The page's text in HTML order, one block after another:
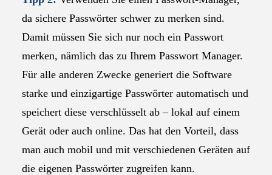
da sichere Passwörter schwer zu merken sind.
Damit müssen Sie sich nur noch ein Passwort
merken, nämlich das zu Ihrem Passwort Manager.
Für alle anderen Zwecke generiert die Software
starke und einzigartige Passwörter automatisch und
speichert diese verschlüsselt ab – lokal auf einem
Gerät oder auch online. Das hat den Vorteil, dass
man auch mobil und mit verschiedenen Geräten auf
die eigenen Passwörter zugreifen kann.